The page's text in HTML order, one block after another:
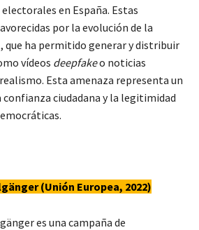
en España. Estas
por la evolución de la
ha permitido generar y distribuir
vídeos deepfakeo noticias
Esta amenaza representa un
ciudadana y la legitimidad
(Unión Europea, 2022)
es una campaña de